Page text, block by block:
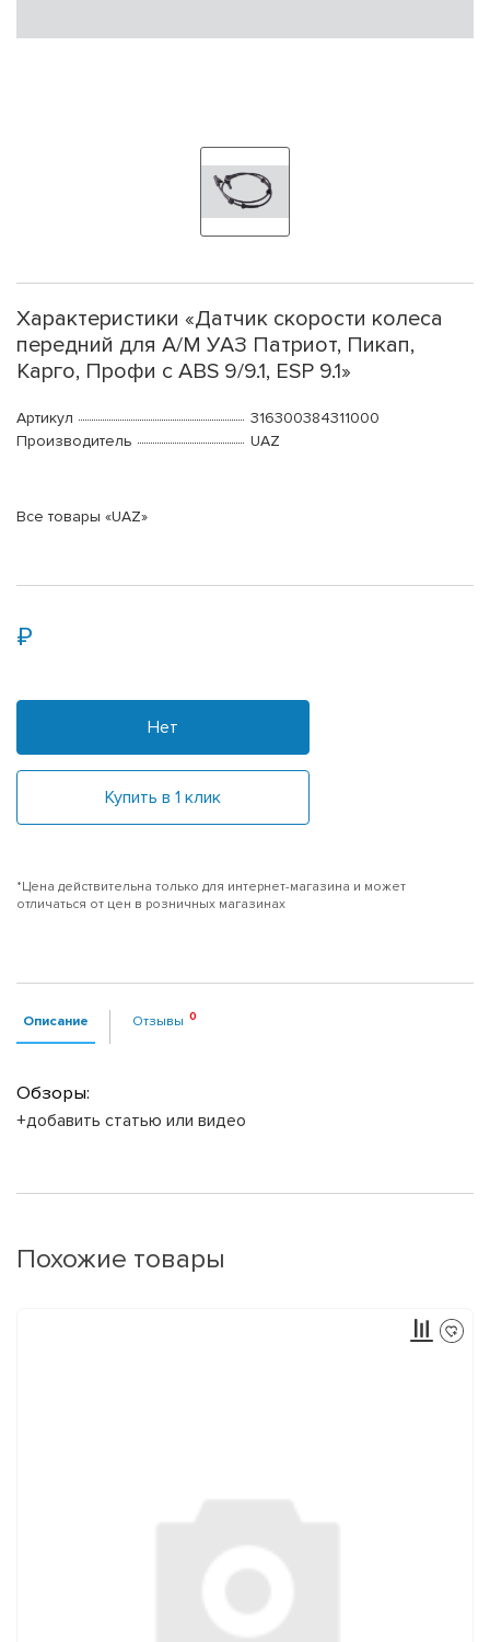
Характеристики «Датчик скорости колеса
передний для А/М УАЗ Патриот, Пикап,
Карго, Профи с ABS 9/9.1, ESP 9.1»
Артикул
316300384311000
Производитель
UAZ
Все товары «UAZ»
Нет
Купить в 1 клик
*Цена действительна только для интернет-магазина и может
отличаться от цен в розничных магазинах
Описание Отзывы
Обзоры:
+добавить статью или видео
Похожие товары